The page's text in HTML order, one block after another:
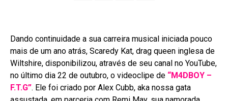
Dando continuidade a sua carreira musical iniciada pouco
mais de um ano atrás, Scaredy Kat, drag queen inglesa de
Wiltshire, disponibilizou, através de seu canal no YouTube,
no último dia 22 de outubro, o videoclipe de “M4DBOY –
F.T.G”. Ele foi criado por Alex Cubb, aka nossa gata